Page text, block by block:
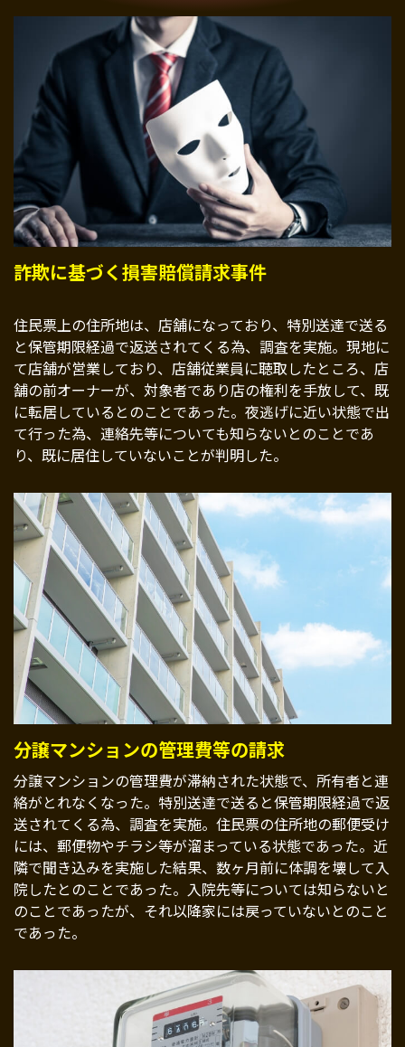
詐欺に基づく損害賠償請求事件
住民票上の住所地は、店舗になっており、特別送達で送る
と保管期限経過で返送されてくる為、調査を実施。現地に
て店舗が営業しており、店舗従業員に聴取したところ、店
舗の前オーナーが、対象者であり店の権利を手放して、既
に転居しているとのことであった。夜逃げに近い状態で出
て行った為、連絡先等についても知らないとのことであ
り、既に居住していないことが判明した。
分譲マンションの管理費等の請求
分譲マンションの管理費が滞納された状態で、所有者と連
絡がとれなくなった。特別送達で送ると保管期限経過で返
送されてくる為、調査を実施。住民票の住所地の郵便受け
には、郵便物やチラシ等が溜まっている状態であった。近
隣で聞き込みを実施した結果、数ヶ月前に体調を壊して入
院したとのことであった。入院先等については知らないと
のことであったが、それ以降家には戻っていないとのこと
であった。